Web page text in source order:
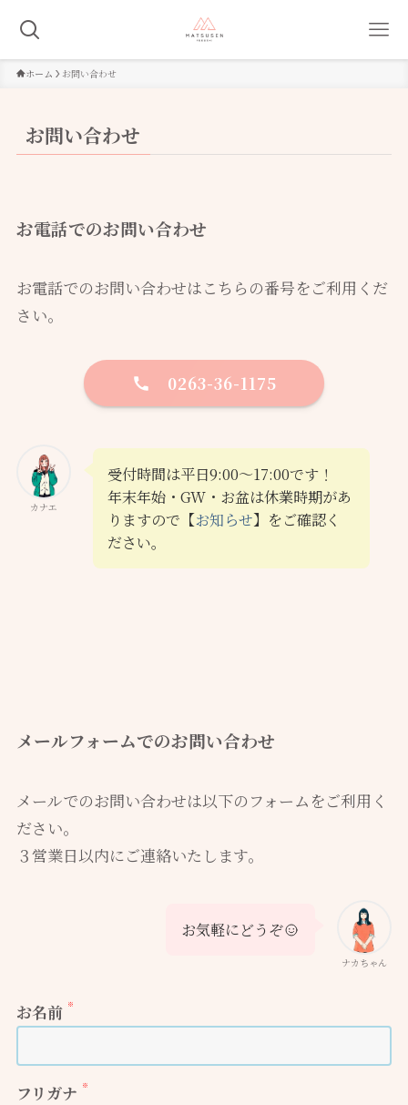
ホーム お問い合わせ
お問い合わせ
お電話でのお問い合わせ
お電話でのお問い合わせはこちらの番号をご利用くだ
さい。
0263-36-1175
カナエ
受付時間は平日9:00～17:00です！
年末年始・GW・お盆は休業時期があ
りますので【お知らせ】をご確認く
ださい。
メールフォームでのお問い合わせ
メールでのお問い合わせは以下のフォームをご利用く
ださい。
３営業日以内にご連絡いたします。
ナカちゃん
お気軽にどうぞ
お名前 ※
フリガナ ※